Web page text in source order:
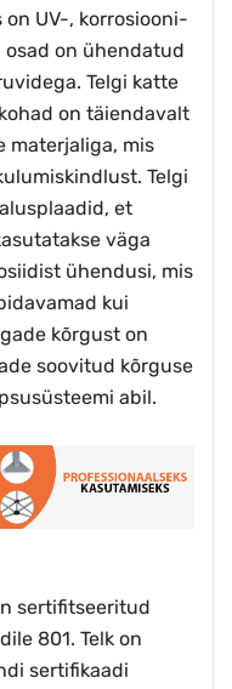
UV-, korrosiooni-
osad on ühendatud
Telgi katte
on täiendavalt
materjaliga, mis
Telgi
et
väga
ühendusi, mis
kui
kõrgust on
soovitud kõrguse
abil.
sertifitseeritud
801. Telk on
sertifikaadi